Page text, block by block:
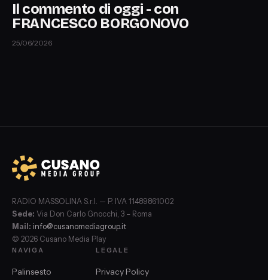
Il commento di oggi - con
FRANCESCO BORGONOVO
25/06/2026
RADIO MASSOLINA S.r.l. — P. IVA 11489861002
Sede: Via Don Carlo Gnocchi, 3 – Roma
Mail: info@cusanomediagroup.it
© 2026 Cusano Media Play
NAVIGA
Palinsesto
LEGALE
Privacy Policy